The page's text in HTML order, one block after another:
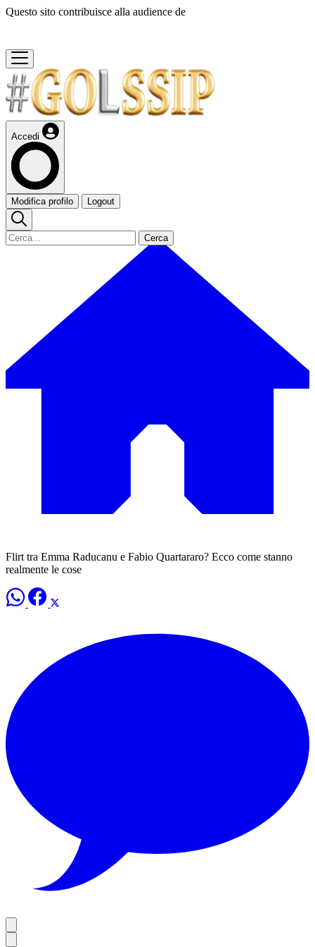
Questo sito contribuisce alla audience de
Accedi
Modifica profilo Logout
Cerca
Flirt tra Emma Raducanu e Fabio Quartararo? Ecco come stanno
realmente le cose